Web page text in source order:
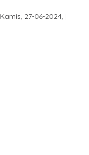
Kamis, 27-06-2024, |